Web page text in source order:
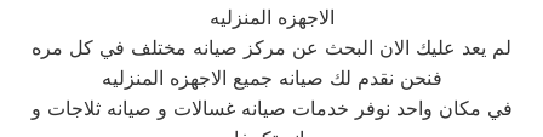
الاجهزه المنزليه
لم يعد عليك الان البحث عن مركز صيانه مختلف في كل مره
فنحن نقدم لك صيانه جميع الاجهزه المنزليه
في مكان واحد نوفر خدمات صيانه غسالات و صيانه ثلاجات و